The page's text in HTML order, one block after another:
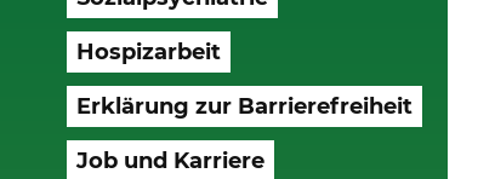
Hospizarbeit
Erklärung zur Barrierefreiheit
Job und Karriere